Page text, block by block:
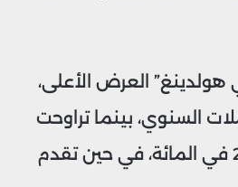
العرض الأعلى،
رقم المعاملات السنوي، بينما تراوحت
النسبة المقترحة من طرف التحالف المنافس بين 2 و2.5 في المائة، في حين تقدم